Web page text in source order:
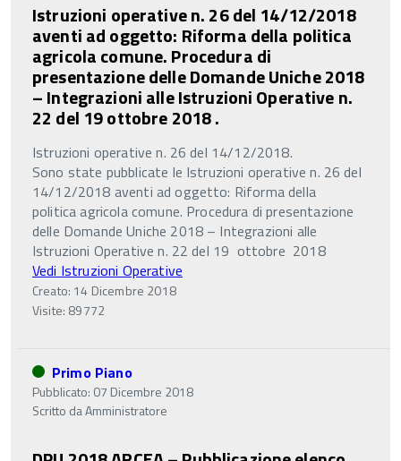
Istruzioni operative n. 26 del 14/12/2018
aventi ad oggetto: Riforma della politica
agricola comune. Procedura di
presentazione delle Domande Uniche 2018
– Integrazioni alle Istruzioni Operative n.
22 del 19 ottobre 2018 .
Istruzioni operative n. 26 del 14/12/2018.
Sono state pubblicate le Istruzioni operative n. 26 del
14/12/2018 aventi ad oggetto: Riforma della
politica agricola comune. Procedura di presentazione
delle Domande Uniche 2018 – Integrazioni alle
Istruzioni Operative n. 22 del 19 ottobre 2018
Vedi Istruzioni Operative
Creato: 14 Dicembre 2018
Visite: 89772
Primo Piano
Pubblicato: 07 Dicembre 2018
Scritto daAmministratore